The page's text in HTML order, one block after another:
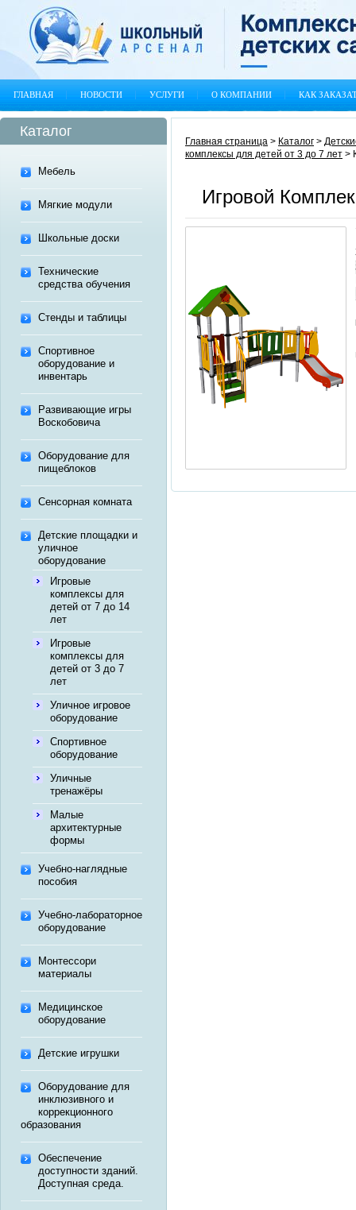
ГЛАВНАЯ НОВОСТИ УСЛУГИ О КОМПАНИИ КАК
Каталог
Мебель
Мягкие модули
Школьные доски
Технические
средства обучения
Стенды и таблицы
Спортивное
оборудование и
инвентарь
Развивающие игры
Воскобовича
Оборудование для
пищеблоков
Сенсорная комната
Детские площадки и
уличное
оборудование
Игровые
комплексы для
детей от 7 до 14
лет
Игровые
комплексы для
детей от 3 до 7
лет
Уличное игровое
оборудование
Спортивное
оборудование
Уличные
тренажёры
Малые
архитектурные
формы
Учебно-наглядные
пособия
Учебно-лабораторное
оборудование
Монтессори
материалы
Медицинское
оборудование
Детские игрушки
Оборудование для
инклюзивного и
коррекционного
образования
Обеспечение
доступности зданий.
Доступная среда.
Главная страница > Каталог >
комплексы для детей от 3 до 7 лет >
Игровой